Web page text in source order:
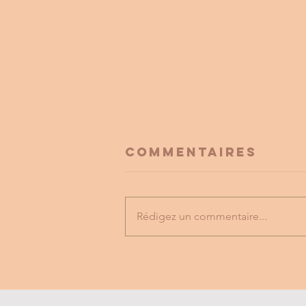
MUSICAL
Commentaires
Rédigez un commentaire...